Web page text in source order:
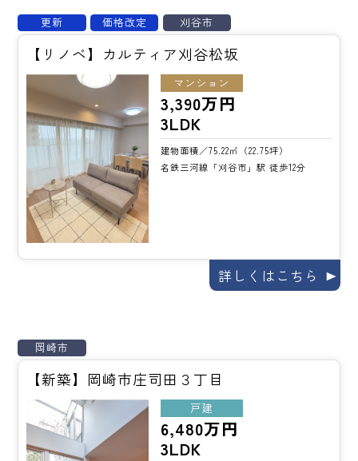
更新 価格改定 刈谷市
【リノベ】カルティア刈谷松坂
マンション
3,390万円
3LDK
建物面積／75.22㎡（22.75坪）
名鉄三河線「刈谷市」駅 徒歩12分
詳しくはこちら
岡崎市
【新築】岡崎市庄司田３丁目
戸建
6,480万円
3LDK